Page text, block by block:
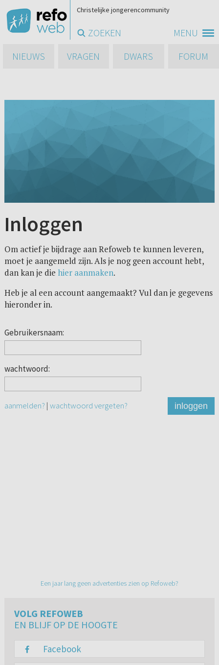
MENU
Christelijke jongerencommunity
ZOEKEN
NIEUWS
VRAGEN DWARS FORUM
Inloggen
Om actief je bijdrage aan Refoweb te kunnen leveren,
moet je aangemeld zijn. Als je nog geen account hebt,
dan kan je die hier aanmaken.
Heb je al een account aangemaakt? Vul dan je gegevens
hieronder in.
Gebruikersnaam:
wachtwoord:
aanmelden? | wachtwoord vergeten? inloggen
Een jaar lang geen advertenties zien op Refoweb?
VOLG REFOWEB
EN BLIJF OP DE HOOGTE
Facebook